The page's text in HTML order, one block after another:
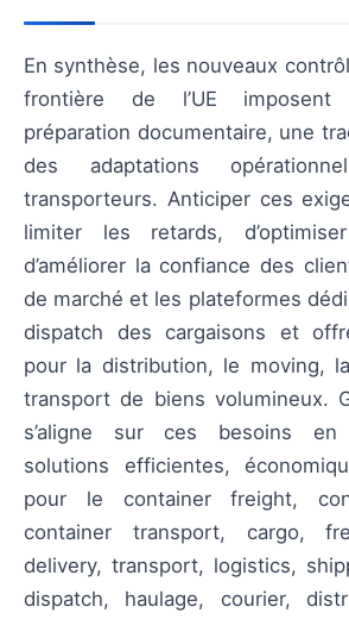
En synthèse, les nouveaux
frontière de l’UE imposent
préparation documentaire, une
des adaptations
transporteurs. Anticiper ces
limiter les retards,
d’améliorer la confiance des
de marché et les plateformes
dispatch des cargaisons et
pour la distribution, le moving,
transport de biens volumineux.
s’aligne sur ces besoins en
solutions efficientes,
pour le container freight,
container transport, cargo,
delivery, transport, logistics,
dispatch, haulage, courier,